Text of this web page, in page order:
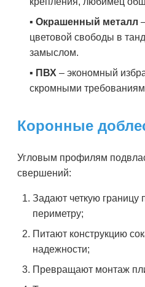
▪️ Окрашенный металл
цветовой свободы в
замыслом.
▪️ ПВХ – экономный
скромными
Коронные
Угловым профилям
свершений:
Задают четкую границу
периметру;
Питают конструкцию
надежности;
Превращают монтаж